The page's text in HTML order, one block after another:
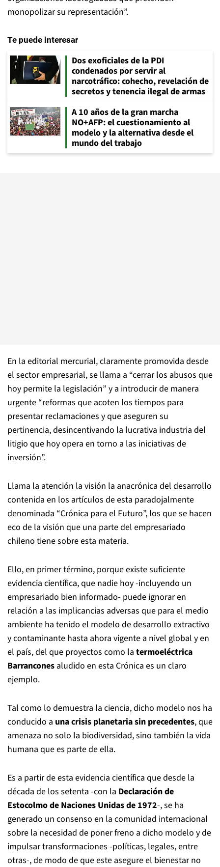
monopolizar su representación”.
Te puede interesar
Dos exoficiales de la PDI
condenados por servir al
narcotráfico: cohecho, revelación de
secretos y tenencia ilegal de armas
A 10 años de la gran marcha
NO+AFP: el cuestionamiento al
modelo y la alternativa desde el
mundo del trabajo
En la editorial mercurial, claramente promovida desde
el sector empresarial, se llama a “cerrar los abusos que
hoy permite la legislación” y a introducir de manera
urgente “reformas que acoten los tiempos para
presentar reclamaciones y que aseguren su
pertinencia, desincentivando la lucrativa industria del
litigio que hoy opera en torno a las iniciativas de
inversión”.
Llama la atención la visión la anacrónica del desarrollo
contenida en los artículos de esta paradojalmente
denominada “Crónica para el Futuro”, los que se hacen
eco de la visión que una parte del empresariado
chileno tiene sobre esta materia.
Ello, en primer término, porque existe suficiente
evidencia científica, que nadie hoy -incluyendo un
empresariado bien informado- puede ignorar en
relación a las implicancias adversas que para el medio
ambiente ha tenido el modelo de desarrollo extractivo
y contaminante hasta ahora vigente a nivel global y en
el país, del que proyectos como la termoeléctrica
Barrancones aludido en esta Crónica es un claro
ejemplo.
Tal como lo demuestra la ciencia, dicho modelo nos ha
conducido a una crisis planetaria sin precedentes, que
amenaza no solo la biodiversidad, sino también la vida
humana que es parte de ella.
Es a partir de esta evidencia científica que desde la
década de los setenta -con la Declaración de
Estocolmode Naciones Unidasde 1972-, se ha
generado un consenso en la comunidad internacional
sobre la necesidad de poner freno a dicho modelo y de
impulsar transformaciones -políticas, legales, entre
otras-, de modo de que este asegure el bienestar no